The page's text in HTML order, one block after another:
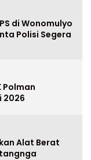
di Wonomulyo
Polisi Segera
Polman
2026
Alat Berat